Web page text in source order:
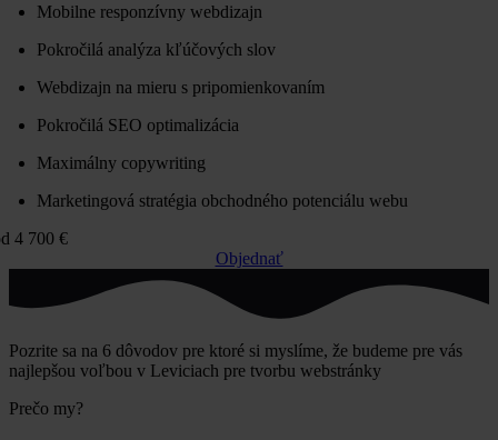
Mobilne responzívny webdizajn
Pokročilá analýza kľúčových slov
Webdizajn na mieru s pripomienkovaním
Pokročilá SEO optimalizácia
Maximálny copywriting
Marketingová stratégia obchodného potenciálu webu
4 700 €
Objednať
Pozrite sa na 6 dôvodov pre ktoré si myslíme, že budeme pre vás
najlepšou voľbou v Leviciach pre tvorbu webstránky
Prečo my?